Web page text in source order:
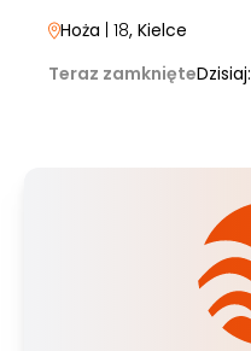
Hoża | 18, Kielce
Teraz zamknięteDzisiaj: